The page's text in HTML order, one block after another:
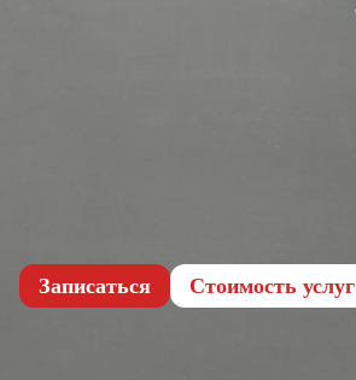
Записаться Cтоимость услуг